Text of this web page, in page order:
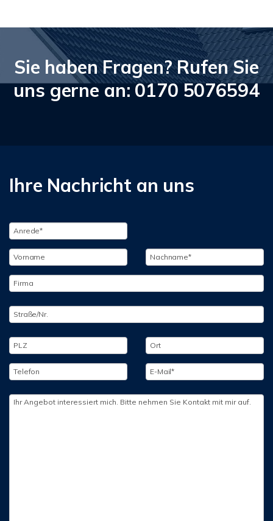
Sie haben Fragen? Rufen Sie
uns gerne an: 0170 5076594
Ihre Nachricht an uns